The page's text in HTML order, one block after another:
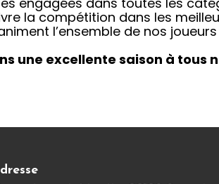
la compétition dans les
l’ensemble de nos
une excellente saison à